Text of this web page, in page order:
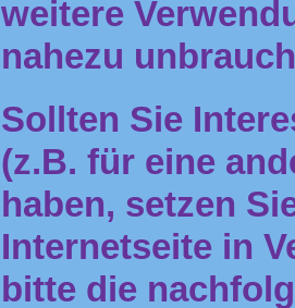
weitere
nahezu
Sollten Sie
(z.B. für eine
haben, setzen
Internetseite in
bitte die